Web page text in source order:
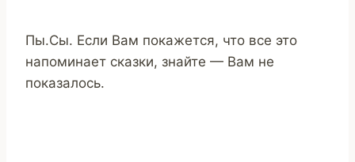
Пы.Сы. Если Вам покажется, что все это
напоминает сказки, знайте — Вам не
показалось.